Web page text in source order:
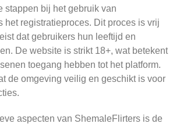
stappen bij het gebruik van
het registratieproces. Dit proces is vrij
dat gebruikers hun leeftijd en
De website is strikt 18+, wat betekent
toegang hebben tot het platform.
de omgeving veilig en geschikt is voor
aspecten van ShemaleFlirters is de